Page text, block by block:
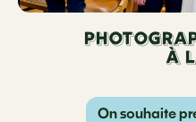
à
On souhaite